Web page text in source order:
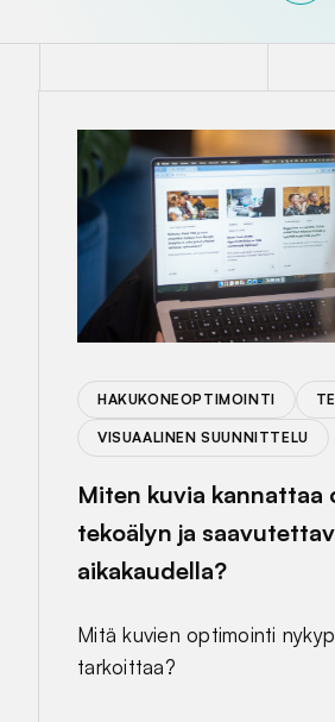
HAKUKONEOPTIMOINTI
VISUAALINEN SUUNNITTELU
Miten kuvia kannattaa
tekoälyn ja
aikakaudella?
Mitä kuvien optimointi
tarkoittaa?